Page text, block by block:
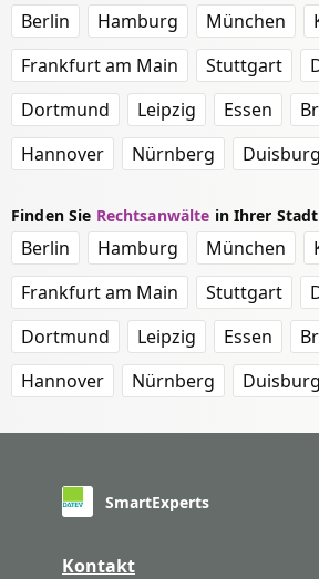
Berlin Hamburg München
Frankfurt am Main
Stuttgart
Dortmund
Leipzig Essen
Hannover
Nürnberg Duisburg
Finden Sie Rechtsanwälte in Ihrer Stadt
Berlin Hamburg München
Frankfurt am Main
Stuttgart
Dortmund
Leipzig Essen
Hannover
Nürnberg Duisburg
SmartExperts
Kontakt